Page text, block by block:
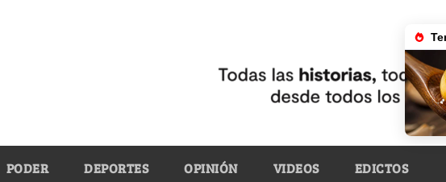
PODER DEPORTES OPINIÓN VIDEOS EDICTOS